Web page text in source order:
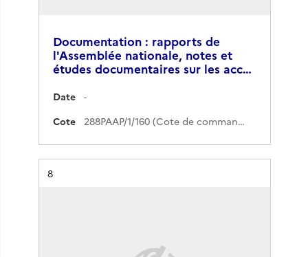
Documentation : rapports de
l'Assemblée nationale, notes et
études documentaires sur les acc…
Date
-
Cote
288PAAP/1/160 (Cote de commande)
Résultat n°
8